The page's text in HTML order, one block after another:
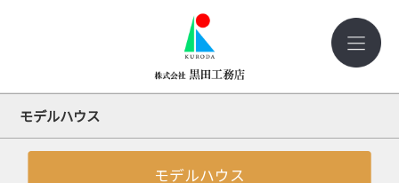
モデルハウス
モデルハウス